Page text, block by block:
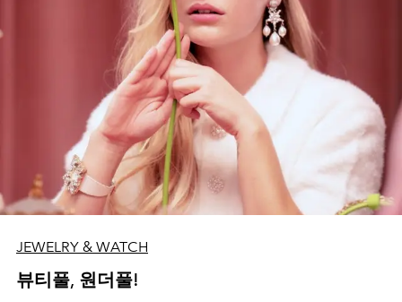
JEWELRY & WATCH
뷰티풀, 원더풀!